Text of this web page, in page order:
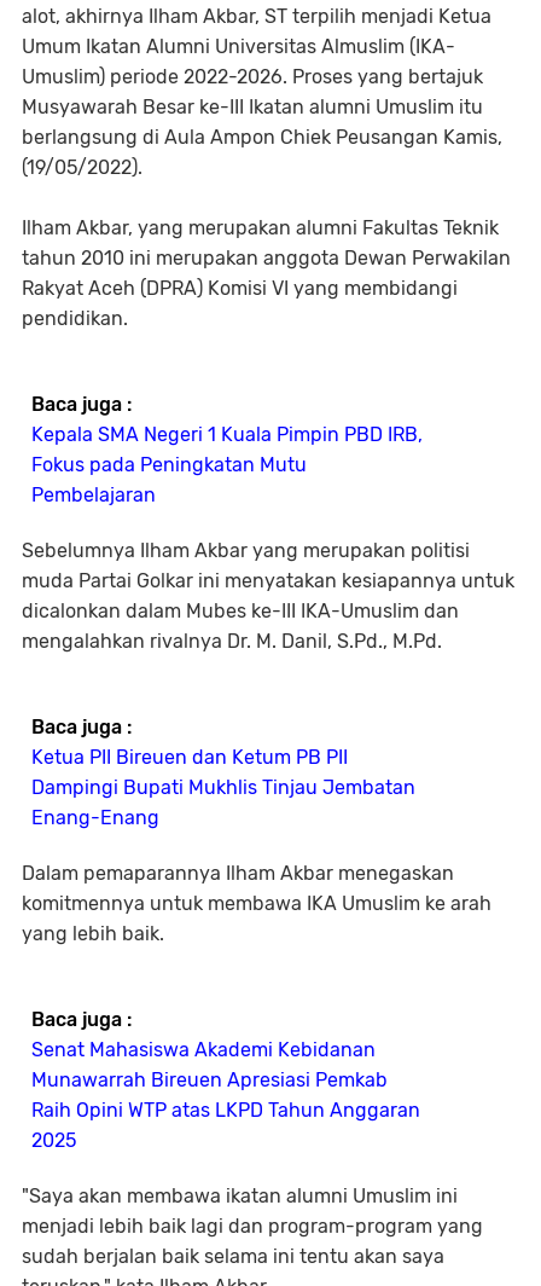
alot, akhirnya Ilham Akbar, ST terpilih menjadi Ketua
Umum Ikatan Alumni Universitas Almuslim (IKA-
Umuslim) periode 2022-2026. Proses yang bertajuk
Musyawarah Besar ke-III Ikatan alumni Umuslim itu
berlangsung di Aula Ampon Chiek Peusangan Kamis,
(19/05/2022).
Ilham Akbar, yang merupakan alumni Fakultas Teknik
tahun 2010 ini merupakan anggota Dewan Perwakilan
Rakyat Aceh (DPRA) Komisi VI yang membidangi
pendidikan.
Baca juga :
Kepala SMA Negeri 1 Kuala Pimpin PBD IRB,
Fokus pada Peningkatan Mutu
Pembelajaran
Sebelumnya Ilham Akbar yang merupakan politisi
muda Partai Golkar ini menyatakan kesiapannya untuk
dicalonkan dalam Mubes ke-III IKA-Umuslim dan
mengalahkan rivalnya Dr. M. Danil, S.Pd., M.Pd.
Baca juga :
Ketua PII Bireuen dan Ketum PB PII
Dampingi Bupati Mukhlis Tinjau Jembatan
Enang-Enang
Dalam pemaparannya Ilham Akbar menegaskan
komitmennya untuk membawa IKA Umuslim ke arah
yang lebih baik.
Baca juga :
Senat Mahasiswa Akademi Kebidanan
Munawarrah Bireuen Apresiasi Pemkab
Raih Opini WTP atas LKPD Tahun Anggaran
2025
"Saya akan membawa ikatan alumni Umuslim ini
menjadi lebih baik lagi dan program-program yang
sudah berjalan baik selama ini tentu akan saya